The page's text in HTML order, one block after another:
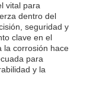
vital para
dentro del
seguridad y
clave en el
la corrosión hace
para
y la